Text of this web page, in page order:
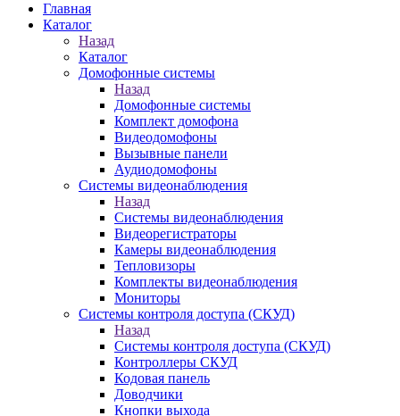
Главная
Каталог
Назад
Каталог
Домофонные системы
Назад
Домофонные системы
Комплект домофона
Видеодомофоны
Вызывные панели
Аудиодомофоны
Системы видеонаблюдения
Назад
Системы видеонаблюдения
Видеорегистраторы
Камеры видеонаблюдения
Тепловизоры
Комплекты видеонаблюдения
Мониторы
Системы контроля доступа (СКУД)
Назад
Системы контроля доступа (СКУД)
Контроллеры СКУД
Кодовая панель
Доводчики
Кнопки выхода